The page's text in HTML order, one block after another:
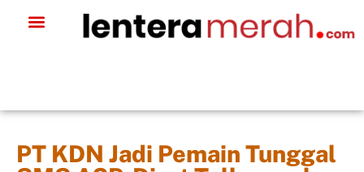
PT KDN Jadi Pemain Tunggal